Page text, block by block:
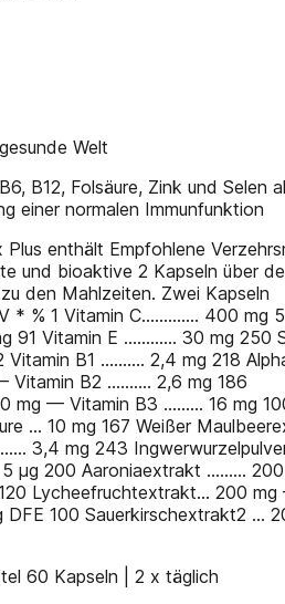
Welt
B12, Folsäure, Zink und Selen
einer normalen Immunfunktion
Plus enthält Empfohlene
und bioaktive 2 Kapseln über
den Mahlzeiten. Zwei Kapseln
* % 1 Vitamin C............. 400 mg
91 Vitamin E ............ 30 mg 250
Vitamin B1 .......... 2,4 mg 218
Vitamin B2 .......... 2,6 mg 186
mg –– Vitamin B3 ......... 16 mg
... 10 mg 167 Weißer
3,4 mg 243
μg 200 Aaroniaextrakt .........
Lycheefruchtextrakt... 200 mg
DFE 100 Sauerkirschextrakt2 ...
60 Kapseln | 2 x täglich